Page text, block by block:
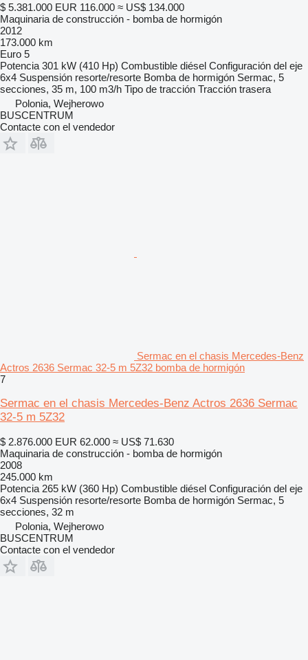
$ 5.381.000 EUR 116.000 ≈ US$ 134.000
Maquinaria de construcción - bomba de hormigón
2012
173.000 km
Euro 5
Potencia 301 kW (410 Hp) Combustible diésel Configuración del eje
6x4 Suspensión resorte/resorte Bomba de hormigón Sermac, 5
secciones, 35 m, 100 m3/h Tipo de tracción Tracción trasera
Polonia, Wejherowo
BUSCENTRUM
Contacte con el vendedor
Sermac en el chasis Mercedes-Benz
Actros 2636 Sermac 32-5 m 5Z32 bomba de hormigón
7
Sermac en el chasis Mercedes-Benz Actros 2636 Sermac
32-5 m 5Z32
$ 2.876.000 EUR 62.000 ≈ US$ 71.630
Maquinaria de construcción - bomba de hormigón
2008
245.000 km
Potencia 265 kW (360 Hp) Combustible diésel Configuración del eje
6x4 Suspensión resorte/resorte Bomba de hormigón Sermac, 5
secciones, 32 m
Polonia, Wejherowo
BUSCENTRUM
Contacte con el vendedor